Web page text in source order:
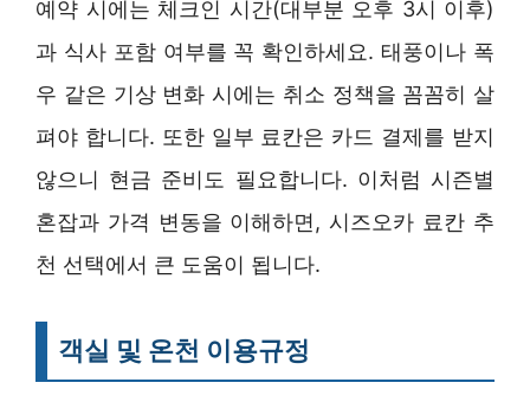
예약 시에는 체크인 시간(대부분 오후 3시 이후)
과 식사 포함 여부를 꼭 확인하세요. 태풍이나 폭
우 같은 기상 변화 시에는 취소 정책을 꼼꼼히 살
펴야 합니다. 또한 일부 료칸은 카드 결제를 받지
않으니 현금 준비도 필요합니다. 이처럼 시즌별
혼잡과 가격 변동을 이해하면, 시즈오카 료칸 추
천 선택에서 큰 도움이 됩니다.
객실 및 온천 이용규정